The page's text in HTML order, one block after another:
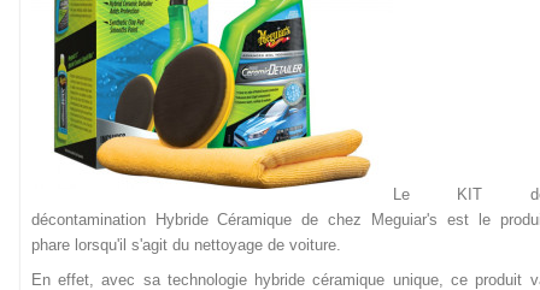
Le KIT
décontamination Hybride Céramique de chez Meguiar's est le
phare lorsqu'il s'agit du nettoyage de voiture.
En effet, avec sa technologie hybride céramique unique, ce produit